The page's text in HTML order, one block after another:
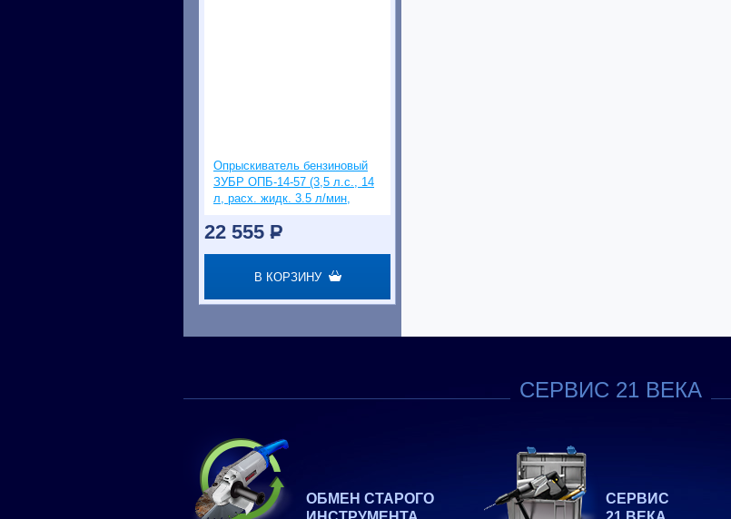
Опрыскиватель бензиновый
ЗУБР ОПБ-14-57 (3,5 л.с., 14
л, расх. жидк. 3.5 л/мин,
22 555 P
В КОРЗИНУ
СЕРВИС 21 ВЕКА
ОБМЕН СТАРОГО
СЕРВИС